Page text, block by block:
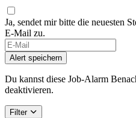
Ja, sendet mir bitte die neuesten
E-Mail zu.
Alert speichern
Du kannst diese Job-Alarm
deaktivieren.
Filter